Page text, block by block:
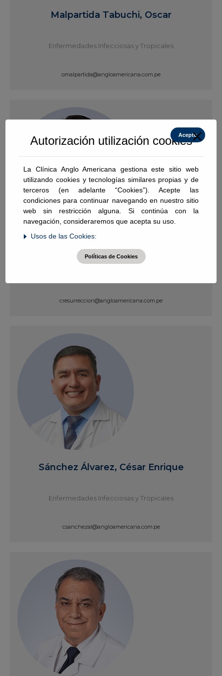
Malpartida Tabuchi, Oscar
Enfermedades Infecciosas y Tropicales
omalpartida@angloamericana.com.pe
Resurrección Delgado, Cristhian Pedro
cresurreccion@angloamericana.com.pe
Sánchez Álvarez, César Enrique
Enfermedades Infecciosas y Tropicales
csanchezal@angloamericana.com.pe
Autorización utilización cookies
La Clínica Anglo Americana gestiona este sitio web
utilizando cookies y tecnologías similares propias y de
terceros (en adelante “Cookies”). Acepte las
condiciones para continuar navegando en nuestro sitio
web sin restricción alguna. Si continúa con la
navegación, consideraremos que acepta su uso.
Usos de las Cookies:
Acepto
Políticas de Cookies